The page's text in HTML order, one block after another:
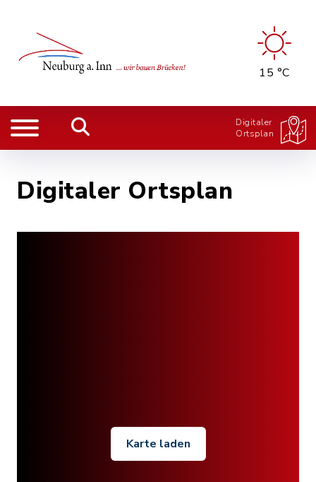
15 °C
Digitaler
Ortsplan
Digitaler Ortsplan
Karte laden